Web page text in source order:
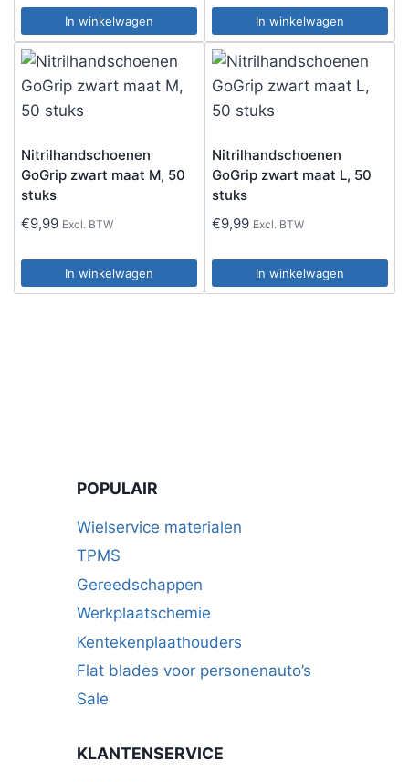
In winkelwagen In winkelwagen
Nitrilhandschoenen
GoGrip zwart maat M, 50
stuks
€9,99 Excl. BTW
In winkelwagen
Nitrilhandschoenen
GoGrip zwart maat L, 50
stuks
€9,99 Excl. BTW
In winkelwagen
POPULAIR
Wielservice materialen
TPMS
Gereedschappen
Werkplaatschemie
Kentekenplaathouders
Flat blades voor personenauto’s
Sale
KLANTENSERVICE